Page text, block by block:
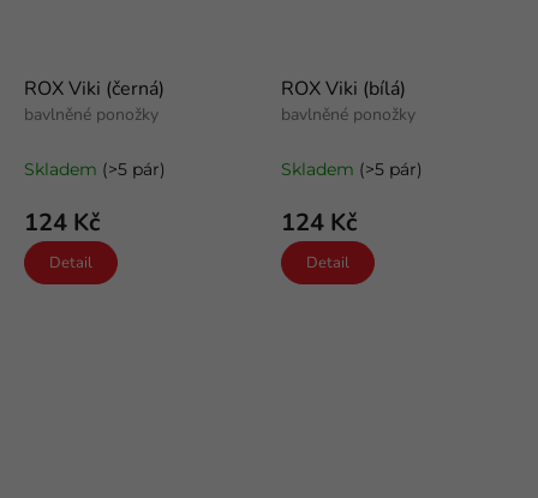
ROX Viki (černá)
bavlněné ponožky
Skladem (>5 pár)
124 Kč
Detail
ROX Viki (bílá)
bavlněné ponožky
Skladem (>5 pár)
124 Kč
Detail